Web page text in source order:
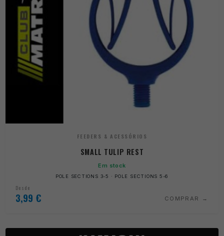
FEEDERS & ACESSÓRIOS
SMALL TULIP REST
Em stock
POLE SECTIONS 3-5 · POLE SECTIONS 5-6
Desde
3,99 € COMPRAR